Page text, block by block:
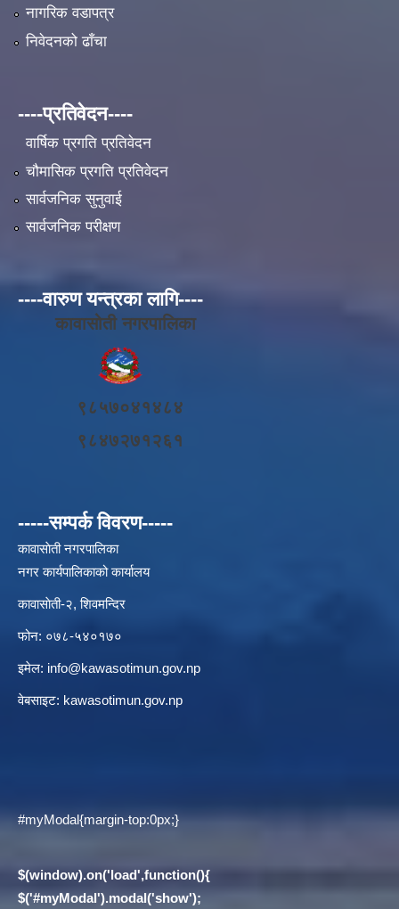
नागरिक वडापत्र
निवेदनको ढाँचा
----प्रतिवेदन----
वार्षिक प्रगति प्रतिवेदन
चौमासिक प्रगति प्रतिवेदन
सार्वजनिक सुनुवाई
सार्वजनिक परीक्षण
----वारुण यन्त्रका लागि----
कावासोती नगरपालिका
९८५७०४१४८४
९८४७२७१२६१
-----सम्पर्क विवरण-----
कावासाेती नगरपालिका
नगर कार्यपालिकाको कार्यालय
कावासाेती-२, शिवमन्दिर
फोन: ०७८-५४०१७०
इमेल: info@kawasotimun.gov.np
वेबसाइट: kawasotimun.gov.np
#myModal{margin-top:0px;}
$(window).on('load',function(){
$('#myModal').modal('show');